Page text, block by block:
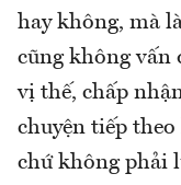
hay không, mà
cũng không vấn
vị thế, chấp
chuyện tiếp
chứ không phải